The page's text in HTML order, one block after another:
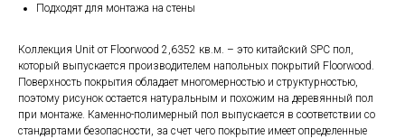
Подходят для монтажа на стены
Коллекция Unit от Floorwood 2,6352 кв.м. – это китайский SPC пол,
который выпускается производителем напольных покрытий Floorwood.
Поверхность покрытия обладает многомерностью и структурностью,
поэтому рисунок остается натуральным и похожим на деревянный пол
при монтаже. Каменно-полимерный пол выпускается в соответствии со
стандартами безопасности, за счет чего покрытие имеет определенные